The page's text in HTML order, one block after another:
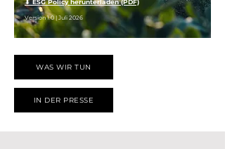
⬇ ESG Policy herunterladen (PDF)
Version 1.0 | Juli 2026
WAS WIR TUN
IN DER PRESSE